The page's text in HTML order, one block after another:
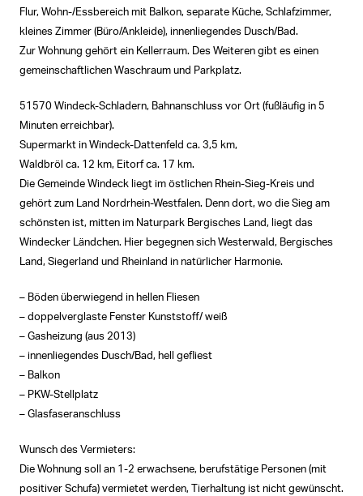
Flur, Wohn-/Essbereich mit Balkon, separate Küche, Schlafzimmer,
kleines Zimmer (Büro/Ankleide), innenliegendes Dusch/Bad.
Zur Wohnung gehört ein Kellerraum. Des Weiteren gibt es einen
gemeinschaftlichen Waschraum und Parkplatz.
51570 Windeck-Schladern, Bahnanschluss vor Ort (fußläufig in 5
Minuten erreichbar).
Supermarkt in Windeck-Dattenfeld ca. 3,5 km,
Waldbröl ca. 12 km, Eitorf ca. 17 km.
Die Gemeinde Windeck liegt im östlichen Rhein-Sieg-Kreis und
gehört zum Land Nordrhein-Westfalen. Denn dort, wo die Sieg am
schönsten ist, mitten im Naturpark Bergisches Land, liegt das
Windecker Ländchen. Hier begegnen sich Westerwald, Bergisches
Land, Siegerland und Rheinland in natürlicher Harmonie.
– Böden überwiegend in hellen Fliesen
– doppelverglaste Fenster Kunststoff/ weiß
– Gasheizung (aus 2013)
– innenliegendes Dusch/Bad, hell gefliest
– Balkon
– PKW-Stellplatz
– Glasfaseranschluss
Wunsch des Vermieters:
Die Wohnung soll an 1-2 erwachsene, berufstätige Personen (mit
positiver Schufa) vermietet werden, Tierhaltung ist nicht gewünscht.